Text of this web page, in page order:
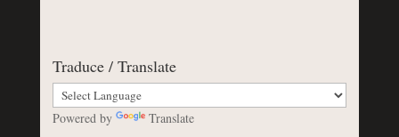
Traduce / Translate
Powered by Translate